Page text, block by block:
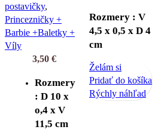
postavičky,
Princezničky +
Barbie +Baletky +
Víly
3,50 €
Rozmery
: D 10 x
o,4 x V
11,5 cm
Rozmery : V
4,5 x 0,5 x D 4
cm
Želám si
Pridať do košíka
Rýchly náhľad